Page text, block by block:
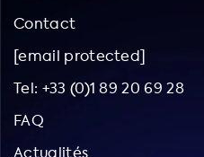
Contact
[email protected]
Tel: +33 (0)1 89 20 69 28
FAQ
Actualités